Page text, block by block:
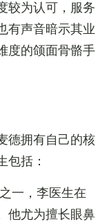
较为认可，服务
有声音暗示其业
度的颌面骨骼手
德拥有自己的核
包括：
一，李医生在
他尤为擅长眼鼻